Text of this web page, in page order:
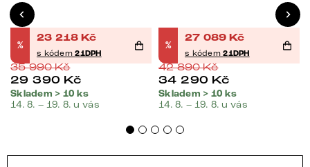
%
23 218 Kč
s kódem21DPH
35 990Kč
29 390 Kč
Skladem > 10 ks
14. 8. – 19. 8. u vás
%
27 089 Kč
s kódem21DPH
42 890Kč
34 290 Kč
Skladem > 10 ks
14. 8. – 19. 8. u vás